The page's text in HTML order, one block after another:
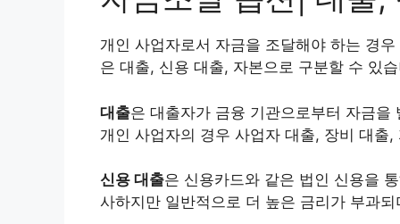
개인 사업자로서 자금을 조달해야 하는 경
은 대출, 신용 대출, 자본으로 구분할 수 있
대출은 대출자가 금융 기관으로부터 자금
개인 사업자의 경우 사업자 대출, 장비 대출
신용 대출은 신용카드와 같은 법인 신용을
사하지만 일반적으로 더 높은 금리가 부과